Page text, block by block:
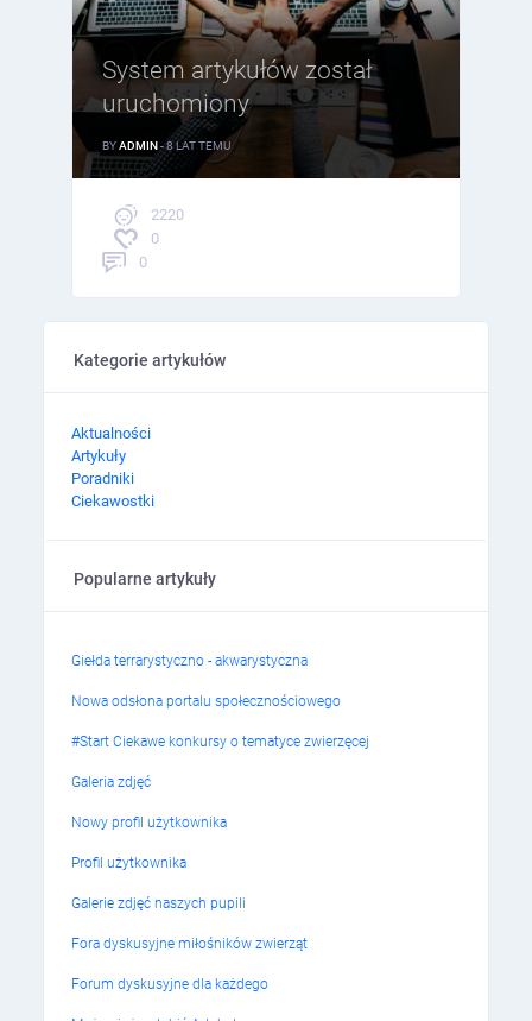
System artykułów został
uruchomiony
BYADMIN- 8 LAT TEMU
2220
0
0
Kategorie artykułów
Aktualności
Artykuły
Poradniki
Ciekawostki
Popularne artykuły
Giełda terrarystyczno - akwarystyczna
Nowa odsłona portalu społecznościowego
#Start Ciekawe konkursy o tematyce zwierzęcej
Galeria zdjęć
Nowy profil użytkownika
Profil użytkownika
Galerie zdjęć naszych pupili
Fora dyskusyjne miłośników zwierząt
Forum dyskusyjne dla każdego